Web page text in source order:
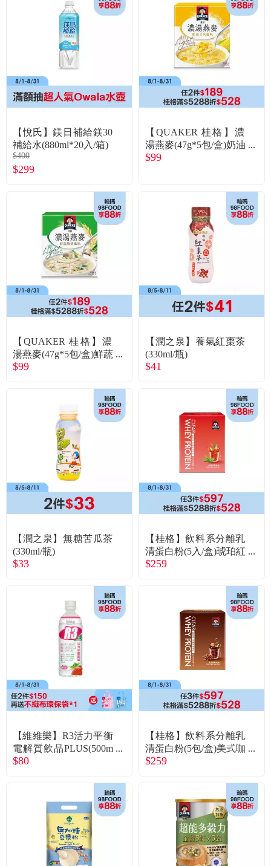
【悅氏】鎂日補給鎂30
補給水(880ml*20入/箱)
$400
$299
【QUAKER 桂格】濃
湯燕麥(47g*5包/盒)奶油
玉米
$99
【QUAKER 桂格】濃
湯燕麥(47g*5包/盒)鮮蔬
蘑菇
$99
【潤之泉】養氣紅棗茶
(330ml/瓶)
$41
【潤之泉】無糖苦瓜茶
(330ml/瓶)
$33
【桂格】飲料系分離乳
清蛋白粉(5入/盒)琥珀紅
萱
$259
【維維樂】R3活力平衡
電解質飲品PLUS(500m
l/瓶)草莓
$80
【桂格】飲料系分離乳
清蛋白粉(5包/盒)美式咖
啡
$259